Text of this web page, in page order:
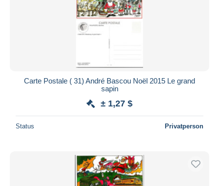
Carte Postale ( 31) André Bascou Noël 2015 Le grand
sapin
± 1,27 $
Status Privatperson